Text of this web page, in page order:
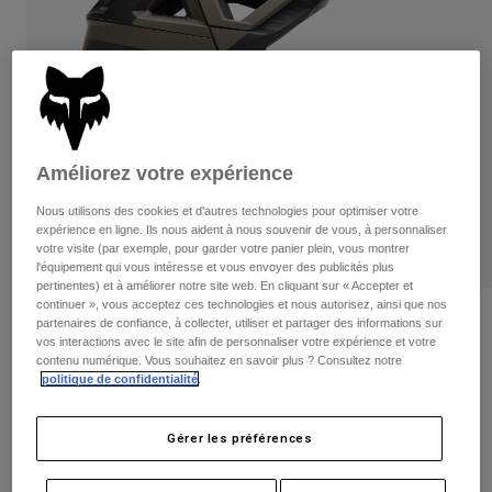
Pantalons
Shorts
Gants
Protections
Masques
Chaussettes
Accessoires
Pantalons
Gants
Vestes
Protections
Masques
Chaussettes
Sacs et accessoires
Chemises
Voir tout
T-shirts et tops
Sweats et Pulls
Vestes
Pantalons
Chemises
Voir tout
Enfants
Protections
Chaussettes
Voir tout
Moto
Casques
Maillots
Pantalons
Bottes
Avis
Casque Proframe Rizer
Article n°33482
Price reduced from
299,99 €to194,99 € 35% OFF
Améliorez votre expérience
Nous utilisons des cookies et d'autres technologies pour optimiser votre
expérience en ligne. Ils nous aident à nous souvenir de vous, à personnaliser
votre visite (par exemple, pour garder votre panier plein, vous montrer
l'équipement qui vous intéresse et vous envoyer des publicités plus
pertinentes) et à améliorer notre site web. En cliquant sur « Accepter et
continuer », vous acceptez ces technologies et nous autorisez, ainsi que nos
partenaires de confiance, à collecter, utiliser et partager des informations sur
vos interactions avec le site afin de personnaliser votre expérience et votre
contenu numérique. Vous souhaitez en savoir plus ? Consultez notre
politique de confidentialité
Gérer les préférences